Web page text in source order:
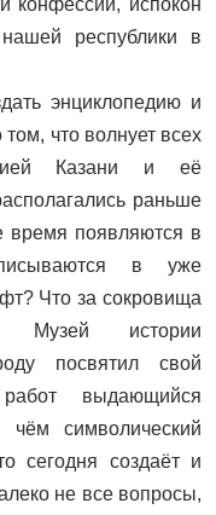
конфессий, испокон
республики в
энциклопедию и
что волнует всех
Казани и её
раньше
появляются в
в уже
Что за сокровища
Музей истории
посвятил свой
выдающийся
символический
сегодня создаёт и
не все вопросы,